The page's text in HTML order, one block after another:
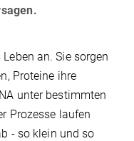
an. Sie sorgen
Proteine ihre
unter bestimmten
Prozesse laufen
- so klein und so